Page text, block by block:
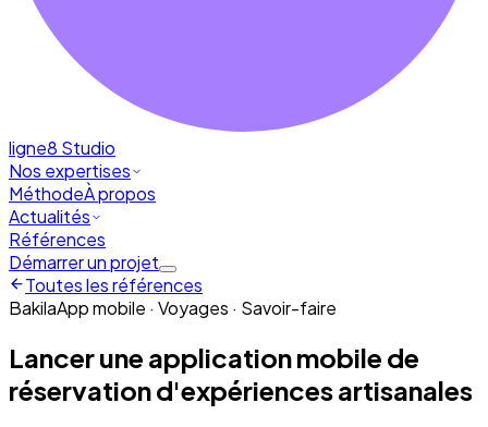
ligne8 Studio
Nos expertises
MéthodeÀ propos
Actualités
Références
Démarrer un projet
Toutes les références
BakilaApp mobile · Voyages · Savoir-faire
Lancer une application mobile de
réservation d'expériences artisanales